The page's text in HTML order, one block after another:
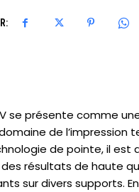
se présente comme
de l’impression
de pointe, il est
des résultats de haute
sur divers supports. En